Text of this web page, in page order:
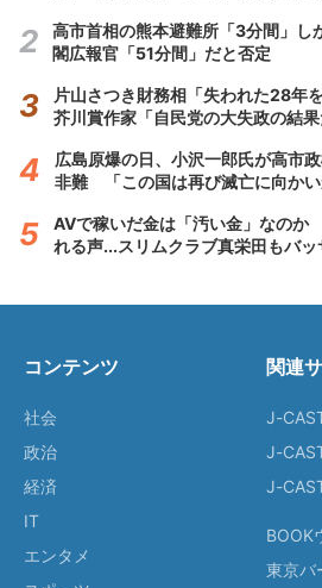
高市首相の熊本避難所「3分間」
閣広報官「51分間」だと否定
片山さつき財務相「失われた28年
芥川賞作家「自民党の大失政の結果
広島原爆の日、小沢一郎氏が高市
非難 「この国は再び滅亡に向かい
AVで稼いだ金は「汚い金」なのか
れる声...スリムクラブ真栄田もバッ
コンテンツ
社会
政治
経済
IT
エンタメ
関連
J-
J-
J-
BOOK
東京バ